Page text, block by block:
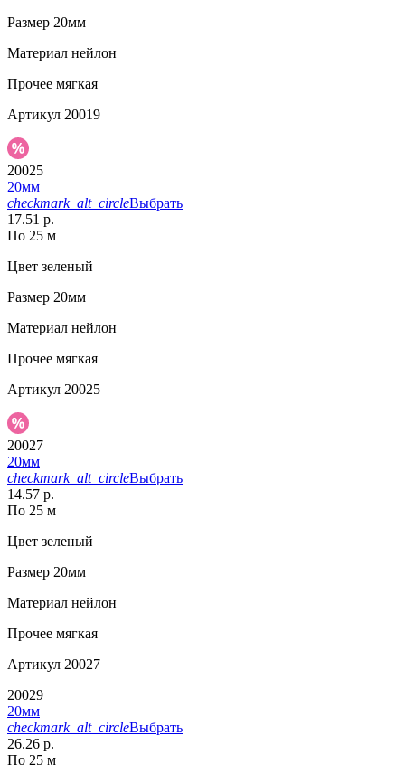
Размер 20мм
Материал нейлон
Прочее мягкая
Артикул 20019
20025
20мм
checkmark_alt_circleВыбрать
17.51 р.
По 25 м
Цвет зеленый
Размер 20мм
Материал нейлон
Прочее мягкая
Артикул 20025
20027
20мм
checkmark_alt_circleВыбрать
14.57 р.
По 25 м
Цвет зеленый
Размер 20мм
Материал нейлон
Прочее мягкая
Артикул 20027
20029
20мм
checkmark_alt_circleВыбрать
26.26 р.
По 25 м